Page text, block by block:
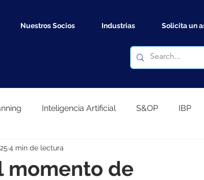
Nuestros Socios Industrias Solicita un
Inteligencia Artificial S&OP IBP
momento de
4 min de lectura